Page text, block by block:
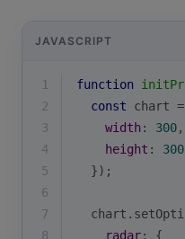
JAVASCRIPT
1 function
2
const chart
3
width : 300,
4
height : 300
5
  });
6
7
8
radar: {